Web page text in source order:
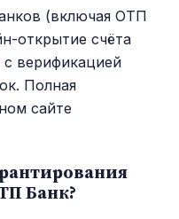
(включая ОТП
открытие счёта
с верификацией
Полная
сайте
Банк?